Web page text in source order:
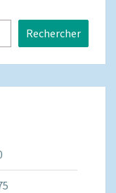
Rechercher